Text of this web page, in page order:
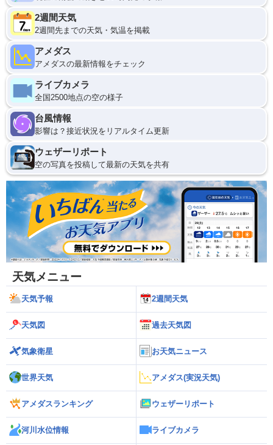
2週間天気
2週間先までの天気・気温を掲載
アメダス
アメダスの最新情報をチェック
ライブカメラ
全国2500地点の空の様子
台風情報
影響は？接近状況をリアルタイム更新
ウェザーリポート
空の写真を投稿して最新の天気を共有
天気メニュー
天気予報 2週間天気
天気図 過去天気図
気象衛星 お天気ニュース
世界天気 アメダス(実況天気)
アメダスランキング ウェザーリポート
河川水位情報 ライブカメラ